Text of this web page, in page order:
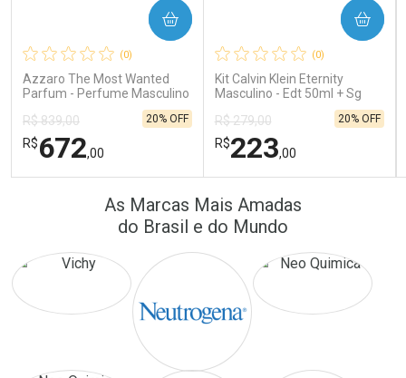
Comprar sem Desconto
Por R$ 64,90/cada
Comprar sem Desconto
Por R$ 64,90/cada
Comprar sem Desconto
Por R$ 41,57/cada
Comprar sem Desconto
Por R$ 41,57/cada
(0)
Azzaro The Most Wanted
Parfum - Perfume Masculino
R$ 839,00
R$672,00
20% OFF
COMPRAR
FECHAR
FECHAR
Por Menos
(0)
Kit Calvin Klein Eternity
Masculino - Edt 50ml + Sg
R$ 279,00
R$223,00
20% OFF
COMPRAR
Laboratório
Por Menos
As Marcas Mais Amadas
do Brasil e do Mundo